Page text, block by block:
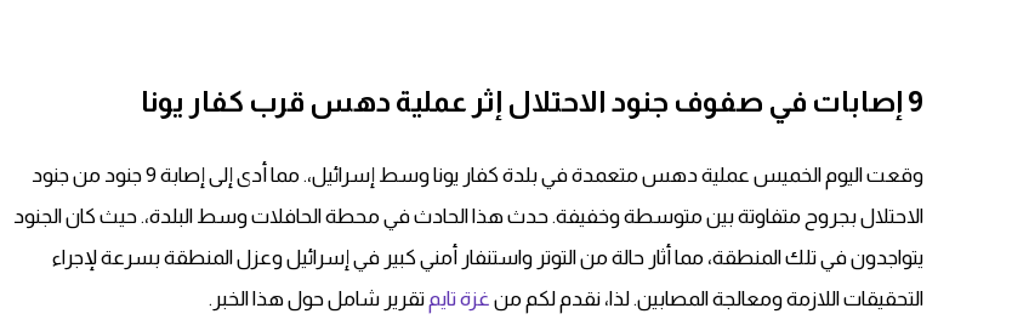
9 إصابات في صفوف جنود الاحتلال إثر عملية دهس قرب كفار يونا
وقعت اليوم الخميس عملية دهس متعمدة في بلدة كفار يونا وسط إسرائيل،. مما أدى إلى إصابة 9 جنود من جنود
الاحتلال بجروح متفاوتة بين متوسطة وخفيفة. حدث هذا الحادث في محطة الحافلات وسط البلدة،. حيث كان الجنود
يتواجدون في تلك المنطقة، مما أثار حالة من التوتر واستنفار أمني كبير في إسرائيل وعزل المنطقة بسرعة لإجراء
التحقيقات اللازمة ومعالجة المصابين. لذا، نقدم لكم من غزة تايم تقرير شامل حول هذا الخبر.